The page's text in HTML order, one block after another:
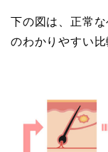
下の図は、正常
のわかりやすい比